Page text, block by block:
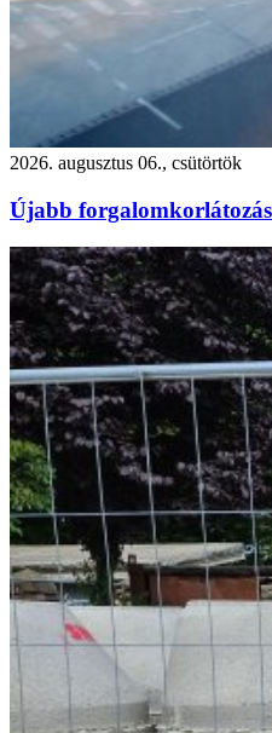
2026. augusztus 06., csütörtök
Újabb